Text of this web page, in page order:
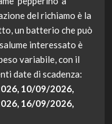
del richiamo è la
un batterio che può
interessato è
variabile, con il
date di scadenza:
10/09/2026,
16/09/2026,